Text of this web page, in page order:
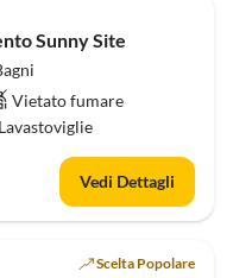
Sunny Site
Vietato fumare
Lavastoviglie
Vedi Dettagli
Scelta Popolare